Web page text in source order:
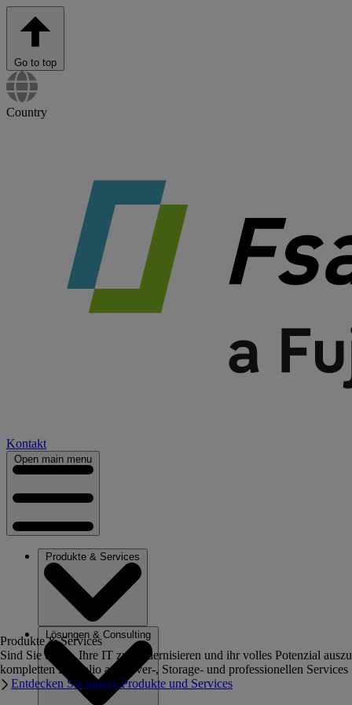
Go to top
Country
Kontakt
Open main menu
Produkte & Services
Lösungen & Consulting
Produkte & Services
Sind Sie bereit, Ihre IT zu modernisieren und ihr volles Potenzial
kompletten Portfolio an Server-, Storage- und professionellen Services
Entdecken Sie unsere Produkte und Services